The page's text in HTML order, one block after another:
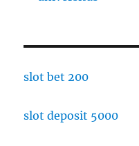
slot bet 200
slot deposit 5000